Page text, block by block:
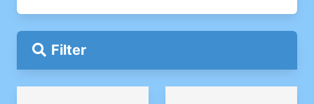
Filter